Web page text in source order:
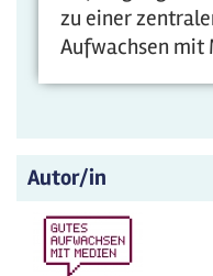
zu einer
Aufwachsen mit
Autor/in